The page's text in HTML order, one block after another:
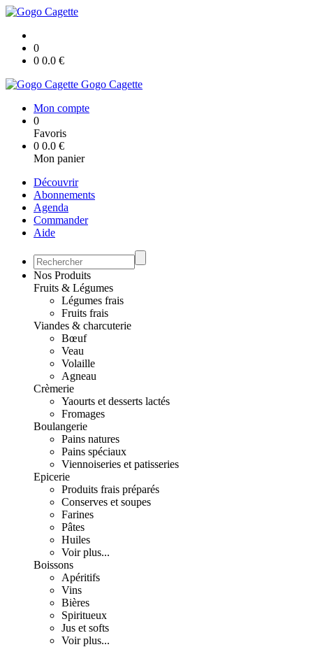
0
0 0.0 €
Gogo Cagette
Mon compte
0
Favoris
0 0.0 €
Mon panier
Découvrir
Abonnements
Agenda
Commander
Aide
Nos Produits
Fruits & Légumes
Légumes frais
Fruits frais
Viandes & charcuterie
Bœuf
Veau
Volaille
Agneau
Crèmerie
Yaourts et desserts lactés
Fromages
Boulangerie
Pains natures
Pains spéciaux
Viennoiseries et patisseries
Epicerie
Produits frais préparés
Conserves et soupes
Farines
Pâtes
Huiles
Voir plus...
Boissons
Apéritifs
Vins
Bières
Spiritueux
Jus et softs
Voir plus...